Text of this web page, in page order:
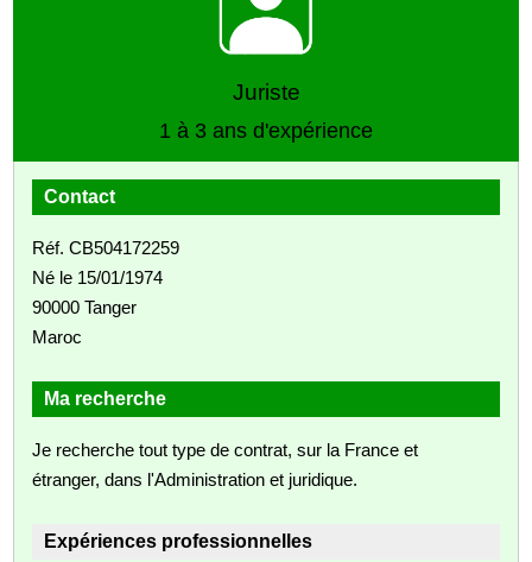
Juriste
1 à 3 ans d'expérience
Contact
Réf. CB504172259
Né le 15/01/1974
90000 Tanger
Maroc
Ma recherche
Je recherche tout type de contrat, sur la France et
étranger, dans l'Administration et juridique.
Expériences professionnelles